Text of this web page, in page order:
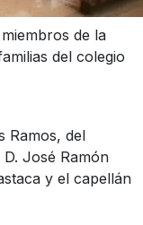
de la
del colegio
Ramos, del
José Ramón
y el capellán